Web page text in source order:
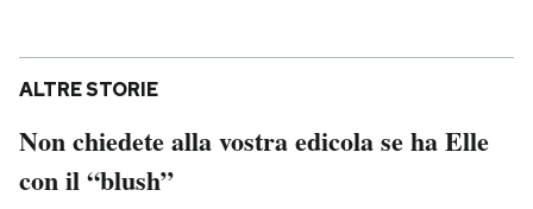
ALTRE STORIE
Non chiedete alla vostra edicola se ha Elle
con il “blush”